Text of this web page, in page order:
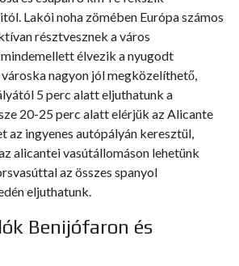
Lakói noha zömében Európa számos
résztvesznek a város
élvezik a nyugodt
nagyon jól megközelíthető,
5 perc alatt eljuthatunk a
20-25 perc alatt elérjük az Alicante
az ingyenes autópályán keresztül,
alicantei vasútállomáson lehetünk
az összes spanyol
eljuthatunk.
Benijófaron és